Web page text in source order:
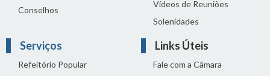
Conselhos
Vídeos de Reuniões
Solenidades
Serviços
Refeitório Popular
Links Úteis
Fale com a Câmara